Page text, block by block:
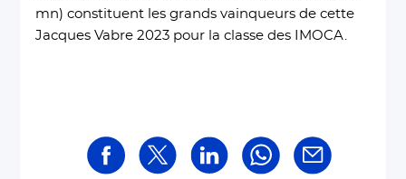
mn) constituent les grands vainqueurs de cette
Jacques Vabre 2023 pour la classe des IMOCA.